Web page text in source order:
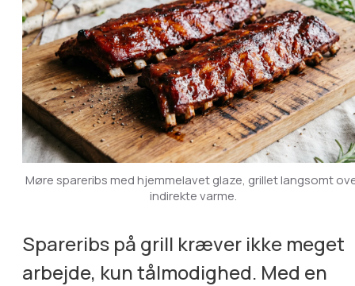
Møre spareribs med hjemmelavet glaze, grillet langsomt
indirekte varme.
Spareribs på grill kræver ikke meget
arbejde, kun tålmodighed. Med en